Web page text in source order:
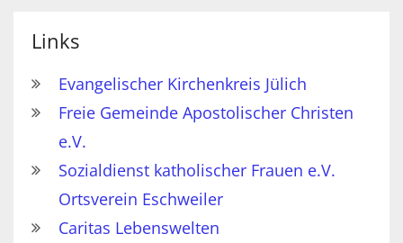
Links
Evangelischer Kirchenkreis Jülich
Freie Gemeinde Apostolischer Christen
e.V.
Sozialdienst katholischer Frauen e.V.
Ortsverein Eschweiler
Caritas Lebenswelten